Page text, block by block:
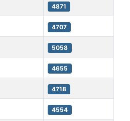
4871
4707
5058
4655
4718
4554